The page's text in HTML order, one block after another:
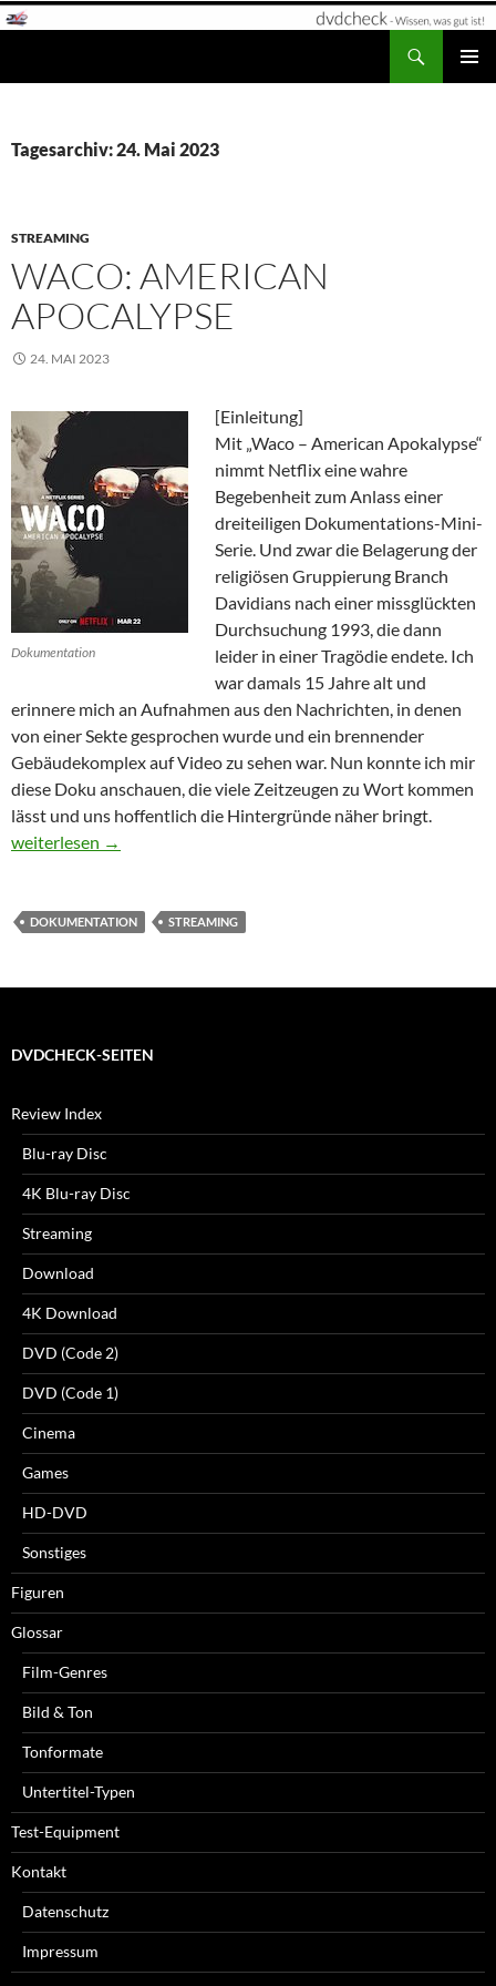
Zum
Tagesarchiv: 24. Mai 2023
STREAMING
WACO: AMERICAN
APOCALYPSE
24. MAI 2023
Dokumentation
[Einleitung]
Mit „Waco – American Apokalypse“
nimmt Netflix eine wahre
Begebenheit zum Anlass einer
dreiteiligen Dokumentations-Mini-
Serie. Und zwar die Belagerung der
religiösen Gruppierung Branch
Davidians nach einer missglückten
Durchsuchung 1993, die dann
leider in einer Tragödie endete. Ich
war damals 15 Jahre alt und
erinnere mich an Aufnahmen aus den Nachrichten, in denen
von einer Sekte gesprochen wurde und ein brennender
Gebäudekomplex auf Video zu sehen war. Nun konnte ich mir
diese Doku anschauen, die viele Zeitzeugen zu Wort kommen
lässt und uns hoffentlich die Hintergründe näher bringt.
Waco: American Apocalypse
weiterlesen →
DOKUMENTATION STREAMING
DVDCHECK-SEITEN
Review Index
Blu-ray Disc
4K Blu-ray Disc
Streaming
Download
4K Download
DVD (Code 2)
DVD (Code 1)
Cinema
Games
HD-DVD
Sonstiges
Figuren
Glossar
Film-Genres
Bild & Ton
Tonformate
Untertitel-Typen
Test-Equipment
Kontakt
Datenschutz
Impressum